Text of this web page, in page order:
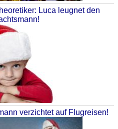
Luca leugnet den
verzichtet auf Flugreisen!